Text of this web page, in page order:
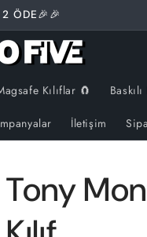
ÖDE🎉🎉
Kılıflar 🧲
İletişim
Tony